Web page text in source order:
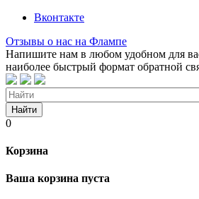
Вконтакте
Отзывы о нас на Флампе
Напишите нам в любом удобном для
наиболее быстрый формат обратной
Найти
0
Корзина
Ваша корзина пуста